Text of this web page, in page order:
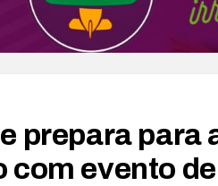
prepara para
com evento